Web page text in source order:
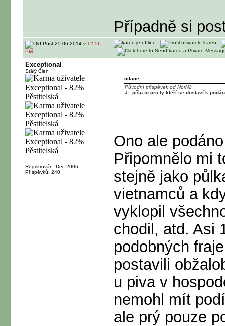
Případně si
25-06-2014 v 12:56
PM
Exceptional
Stálý Člen
Registrován: Dec 2006
Příspěvků: 240
citace:
Původní příspěvek od NorN2
J...píšu to pro ty kteří se dostaví k
Ono ale
Připomnělo mi
stejně jako
vietnamců a
vyklopil
chodil, atd. Asi
podobných
postavili
u piva v
nemohl mít
ale prý pouze